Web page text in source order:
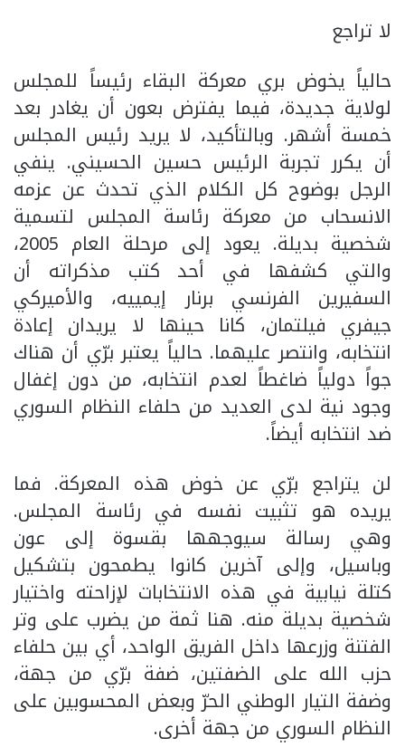
لا تراجع
حالياً يخوض بري معركة البقاء رئيساً للمجلس
لولاية جديدة، فيما يفترض بعون أن يغادر بعد
خمسة أشهر. وبالتأكيد، لا يريد رئيس المجلس
أن يكرر تجربة الرئيس حسين الحسيني. ينفي
الرجل بوضوح كل الكلام الذي تحدث عن عزمه
الانسحاب من معركة رئاسة المجلس لتسمية
شخصية بديلة. يعود إلى مرحلة العام 2005،
والتي كشفها في أحد كتب مذكراته أن
السفيرين الفرنسي برنار إيمييه، والأميركي
جيفري فيلتمان، كانا حينها لا يريدان إعادة
انتخابه، وانتصر عليهما. حالياً يعتبر برّي أن هناك
جواً دولياً ضاغطاً لعدم انتخابه، من دون إغفال
وجود نية لدى العديد من حلفاء النظام السوري
ضد انتخابه أيضاً.
لن يتراجع برّي عن خوض هذه المعركة. فما
يريده هو تثبيت نفسه في رئاسة المجلس.
وهي رسالة سيوجهها بقسوة إلى عون
وباسيل، وإلى آخرين كانوا يطمحون بتشكيل
كتلة نيابية في هذه الانتخابات لإزاحته واختيار
شخصية بديلة منه. هنا ثمة من يضرب على وتر
الفتنة وزرعها داخل الفريق الواحد، أي بين حلفاء
حزب الله على الضفتين، ضفة برّي من جهة،
وضفة التيار الوطني الحرّ وبعض المحسوبين على
النظام السوري من جهة أخرى.